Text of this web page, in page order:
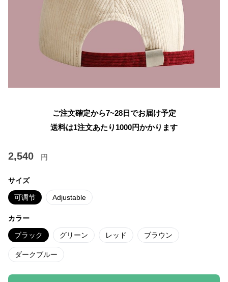
ご注文確定から7~28日でお届け予定
送料は1注文あたり 1000円かかります
2,540 円
サイズ
可调节 Adjustable
カラー
ブラック グリーン レッド ブラウン
ダークブルー